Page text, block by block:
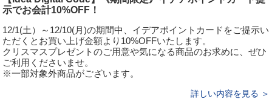
示でお会計10%OFF！
12/1(土）～12/10(月)の期間中、イデアポイントカードをご提示い
ただくとお買い上げ金額より10%OFFいたします。
クリスマスプレゼントのご用意や気になる商品のお求めに、ぜひ
ご利用くださいませ。
※一部対象外商品がございます。
詳しい内容を見る ＞